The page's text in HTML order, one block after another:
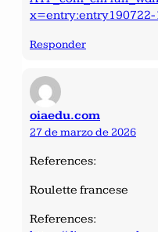
x=entry:entry190722-
Responder
oiaedu.com
27 de marzo de 2026
References:
Roulette francese
References: